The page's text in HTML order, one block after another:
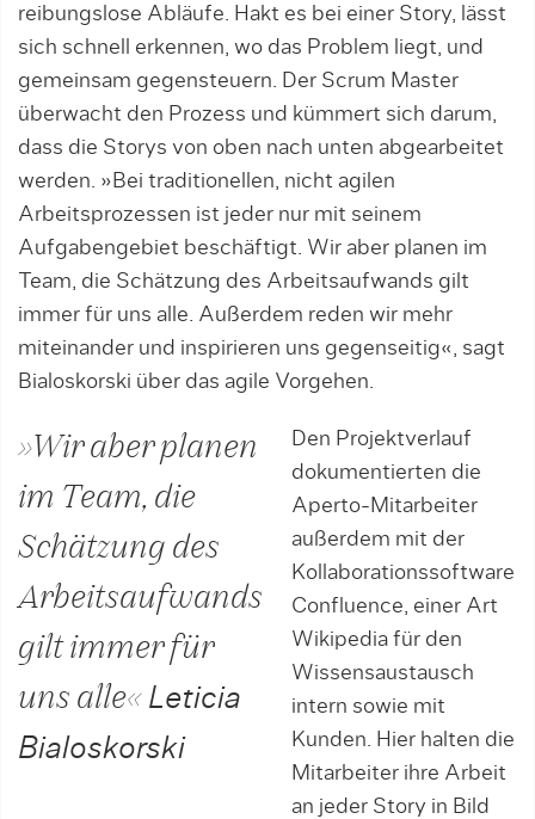
reibungslose Abläufe. Hakt es bei einer Story, lässt
sich schnell erkennen, wo das Problem liegt, und
gemeinsam gegensteuern. Der Scrum Master
überwacht den Prozess und kümmert sich darum,
dass die Storys von oben nach unten abgearbeitet
werden. »Bei traditionellen, nicht agilen
Arbeitsprozessen ist jeder nur mit seinem
Aufgabengebiet beschäftigt. Wir aber planen im
Team, die Schätzung des Arbeitsaufwands gilt
immer für uns alle. Außerdem reden wir mehr
miteinander und inspirieren uns gegenseitig«, sagt
Bialoskorski über das agile Vorgehen.
»Wir aber planen
im Team, die
Schätzung des
Arbeitsaufwands
gilt immer für
uns alle« Leticia
Bialoskorski
Den Projektverlauf
dokumentierten die
Aperto-Mitarbeiter
außerdem mit der
Kollaborationssoftware
Confluence, einer Art
Wikipedia für den
Wissensaustausch
intern sowie mit
Kunden. Hier halten die
Mitarbeiter ihre Arbeit
an jeder Story in Bild